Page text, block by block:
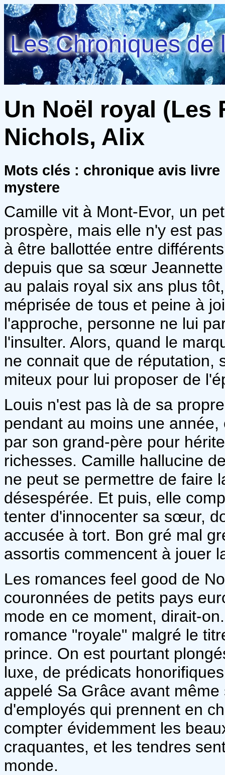
Les Chroniques de
Un Noël royal (Les
Nichols, Alix
Mots clés : chronique avis
mystere
Camille vit à Mont-Evor, un
prospère, mais elle n'y est
à être ballottée entre
depuis que sa sœur
au palais royal six ans plus
méprisée de tous et peine à
l'approche, personne ne lui
l'insulter. Alors, quand le
ne connait que de réputation,
miteux pour lui proposer de
Louis n'est pas là de sa
pendant au moins une
par son grand-père pour
richesses. Camille hallucine
ne peut se permettre de faire
désespérée. Et puis, elle
tenter d'innocenter sa sœur,
accusée à tort. Bon gré mal
assortis commencent à jouer
Les romances feel good de
couronnées de petits pays
mode en ce moment, dirait-
romance "royale" malgré le
prince. On est pourtant
luxe, de prédicats
appelé Sa Grâce avant
d'employés qui prennent en
compter évidemment les
craquantes, et les tendres
monde.